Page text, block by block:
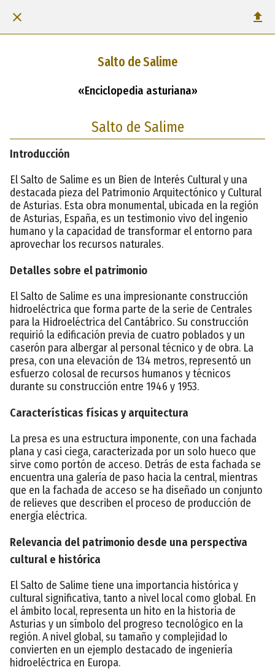
Salto de Salime
«Enciclopedia asturiana»
Salto de Salime
Introducción
El Salto de Salime es un Bien de Interés Cultural y una
destacada pieza del Patrimonio Arquitectónico y Cultural
de Asturias. Esta obra monumental, ubicada en la región
de Asturias, España, es un testimonio vivo del ingenio
humano y la capacidad de transformar el entorno para
aprovechar los recursos naturales.
Detalles sobre el patrimonio
El Salto de Salime es una impresionante construcción
hidroeléctrica que forma parte de la serie de Centrales
para la Hidroeléctrica del Cantábrico. Su construcción
requirió la edificación previa de cuatro poblados y un
caserón para albergar al personal técnico y de obra. La
presa, con una elevación de 134 metros, representó un
esfuerzo colosal de recursos humanos y técnicos
durante su construcción entre 1946 y 1953.
Características físicas y arquitectura
La presa es una estructura imponente, con una fachada
plana y casi ciega, caracterizada por un solo hueco que
sirve como portón de acceso. Detrás de esta fachada se
encuentra una galería de paso hacia la central, mientras
que en la fachada de acceso se ha diseñado un conjunto
de relieves que describen el proceso de producción de
energía eléctrica.
Relevancia del patrimonio desde una perspectiva
cultural e histórica
El Salto de Salime tiene una importancia histórica y
cultural significativa, tanto a nivel local como global. En
el ámbito local, representa un hito en la historia de
Asturias y un símbolo del progreso tecnológico en la
región. A nivel global, su tamaño y complejidad lo
convierten en un ejemplo destacado de ingeniería
hidroeléctrica en Europa.